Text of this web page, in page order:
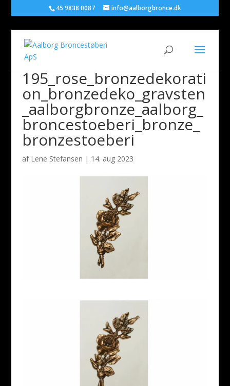
45 9838 0087 info@aalborgbronce.dk
195_rose_bronzedekorati
on_bronzedeko_gravsten
_aalborgbronze_aalborg_
broncestoeberi_bronze_
bronzestoeberi
af Lene Stefansen | 14. aug 2023